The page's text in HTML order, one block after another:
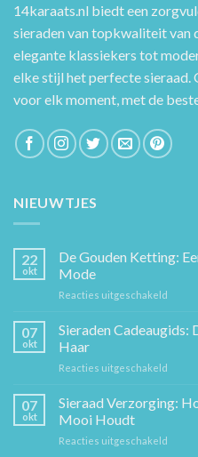
14karaats.nl biedt een
sieraden van topkwaliteit van
elegante klassiekers tot
elke stijl het perfecte
voor elk moment, met de
NIEUWTJES
22
okt
De Gouden Ketting:
Mode
Reacties uitgeschakeld
07
okt
Sieraden Cadeaugids:
Haar
Reacties uitgeschakeld
De
07
okt
Sieraad Verzorging:
Mooi Houdt
Reacties uitgeschakeld